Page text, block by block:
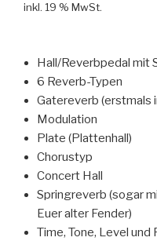
inkl. 19 % MwSt.
Hall/Reverbpedal mit
6 Reverb-Typen
Gatereverb (erstmals
Modulation
Plate (Plattenhall)
Chorustyp
Concert Hall
Springreverb (sogar
Euer alter Fender)
Time, Tone, Level